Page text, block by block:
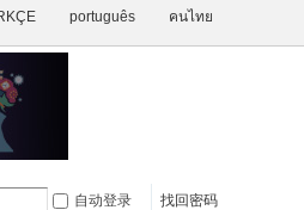
português คนไทย
自动登录
找回密码